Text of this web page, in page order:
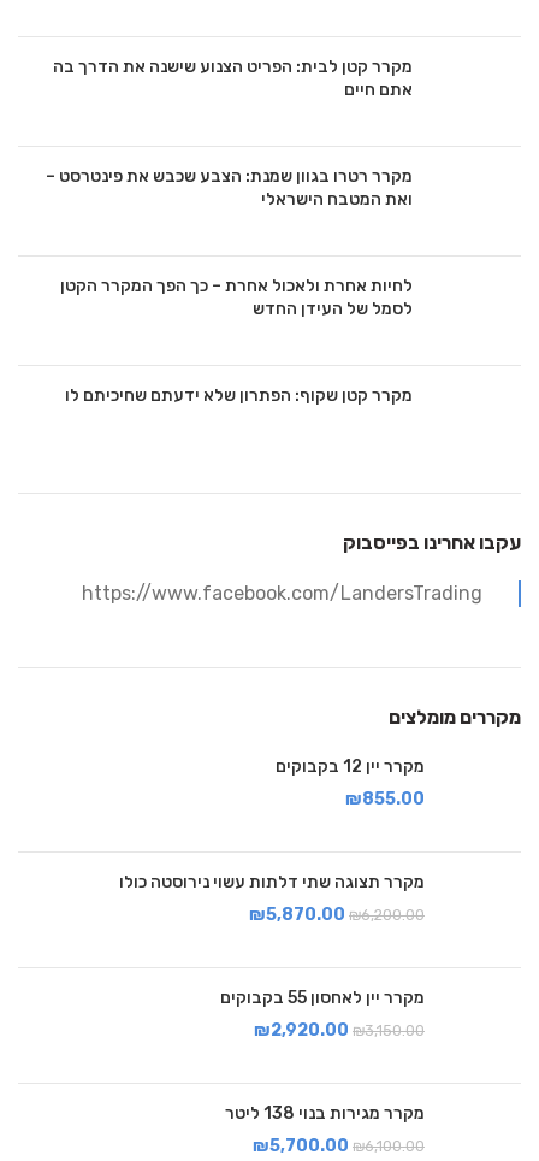
מקרר קטן לבית: הפריט הצנוע שישנה את הדרך בה
אתם חיים
מקרר רטרו בגוון שמנת: הצבע שכבש את פינטרסט –
ואת המטבח הישראלי
לחיות אחרת ולאכול אחרת – כך הפך המקרר הקטן
לסמל של העידן החדש
מקרר קטן שקוף: הפתרון שלא ידעתם שחיכיתם לו
עקבו אחרינו בפייסבוק
https://www.facebook.com/LandersTrading
מקררים מומלצים
מקרר יין 12 בקבוקים
₪855.00
מקרר תצוגה שתי דלתות עשוי נירוסטה כולו
₪6,200.00
₪5,870.00
מקרר יין לאחסון 55 בקבוקים
₪3,150.00
₪2,920.00
מקרר מגירות בנוי 138 ליטר
₪6,100.00
₪5,700.00